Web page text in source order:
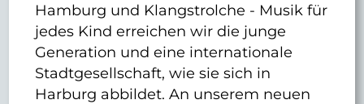
Hamburg und Klangstrolche - Musik für
jedes Kind erreichen wir die junge
Generation und eine internationale
Stadtgesellschaft, wie sie sich in
Harburg abbildet. An unserem neuen